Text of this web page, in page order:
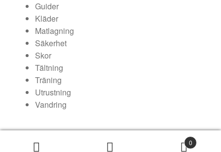
Guider
Kläder
Matlagning
Säkerhet
Skor
Tältning
Träning
Utrustning
Vandring
© Arukimasu – Din friluftsbutik 2026 0